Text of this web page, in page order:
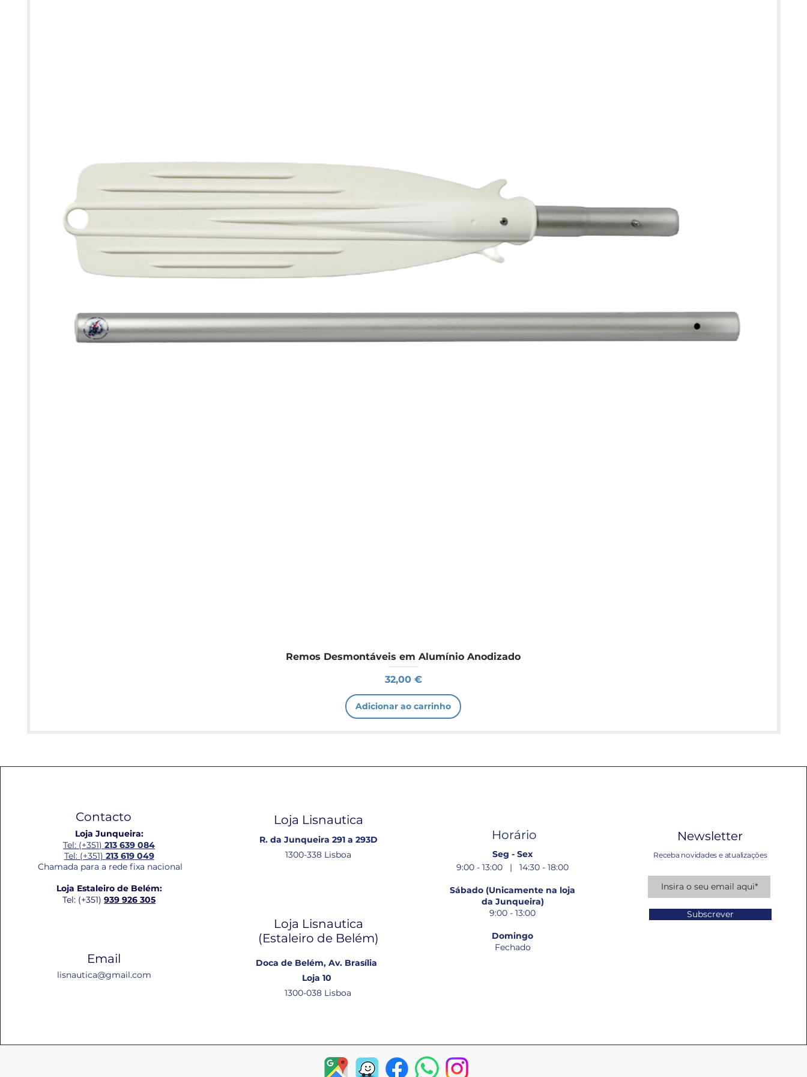
Remos Desmontáveis em Alumínio Anodizado
Preço
32,00 €
Adicionar ao carrinho
Contacto
Loja Junqueira:
Tel: (+351)213 639 084
Tel: (+351) 213 619 049
Chamada para a rede fixa nacional
Loja Estaleiro de Belém:
Tel: (+351)939 926 305
Email
lisnautica@gmail.com
Loja Lisnautica
R. da Junqueira 291 a 293D
1300-338 Lisboa
Loja Lisnautica
(Estaleiro de Belém​)
Doca de Belém, Av. Brasília
Loja 10
1300-038 Lisboa
Horário
Seg - Sex
9:00 - 13:00 | 14:30 - 18:00
Sábado (Unicamente na loja
da Junqueira)
9:00 - 13:00
Domingo
Fechado
Newsletter
Receba novidades e atualizações
Subscrever